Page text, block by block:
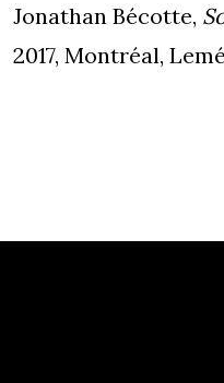
Jonathan Bécotte,
2017, Montréal,